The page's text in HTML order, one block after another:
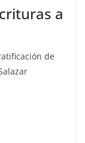
a
de